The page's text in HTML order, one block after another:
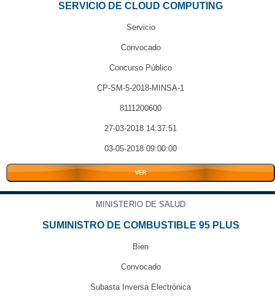
SERVICIO DE CLOUD COMPUTING
Servicio
Convocado
Concurso Público
CP-SM-5-2018-MINSA-1
8111200600
27-03-2018 14:37:51
03-05-2018 09:00:00
VER
MINISTERIO DE SALUD
SUMINISTRO DE COMBUSTIBLE 95 PLUS
Bien
Convocado
Subasta Inversa Electrónica